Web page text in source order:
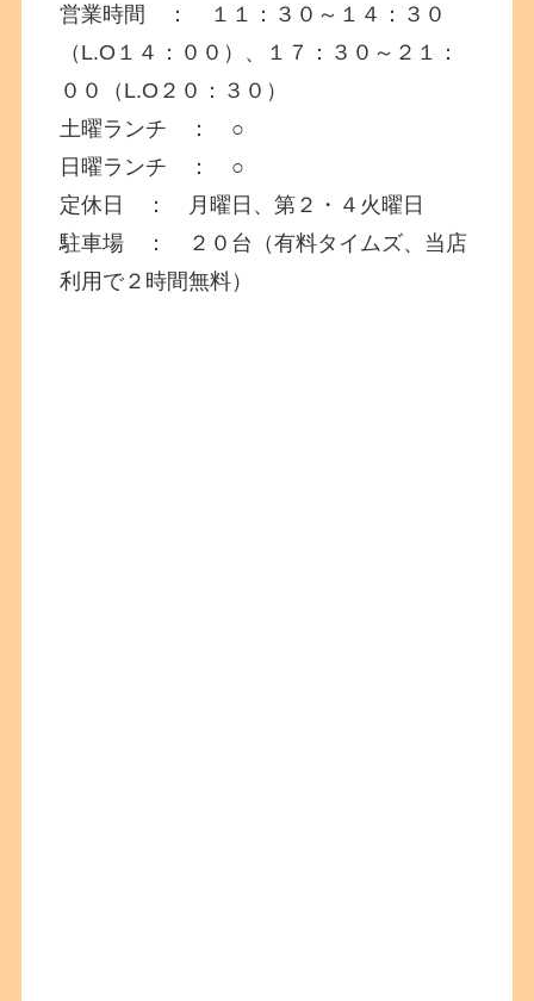
営業時間 ： １１：３０～１４：３０
（L.O１４：００）、１７：３０～２１：
００（L.O２０：３０）
土曜ランチ ： ○
日曜ランチ ： ○
定休日 ： 月曜日、第２・４火曜日
駐車場 ： ２０台（有料タイムズ、当店
利用で２時間無料）